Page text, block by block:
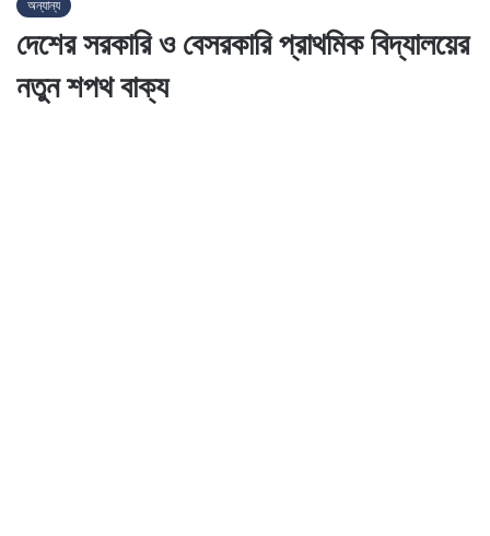
অন্যান্য
দেশের সরকারি ও বেসরকারি প্রাথমিক বিদ্যালয়ের
নতুন শপথ বাক্য